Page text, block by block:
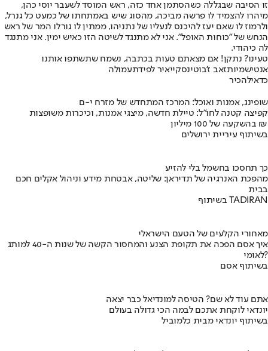
זו הסיבה שבגללה כשהסתמן אחד כזה, ראש המוסד לשעבר יוסי כהן,
מיהרו להצמיד לו פרשה מביכה, מהסוג שיש באמתחתו של כמעט כל גנרל,
ולרמוז לו שאם יעז להיכנס לנעליו של נתניהו, ממתין לו גורלו המר של ראש
הנחש של "כוחות האופל". אני לא מתנגד לשיטה הזו כאיש ימין. אני מתנגד
לה כיהודי.
טעינו? נתקן! אם מצאתם טעות בכתבה, נשמח שתשתפו אותנו
אנטישמיותזאב ז'בוטינסקייאיר לפידתעמולה
כדאילהכיר
שופינג, אמנות ואוכל: המרכז המתחדש של מזרח י-ם
קפיצה קטנה לחו"ל: טיילת חדשה, מיצגי אמנות, וכיכרות משופצות
בהשקעה של 100 מיליון ₪
בשיתוף עיריית ירושלים
כך תחסכו בחשמל בלי להזיע
מהפכת האנרגיה של תדיראן: שליטה, אבטחת מידע וניהול אקלים חכם
בבית
בשיתוף TADIRAN
מאחורי הקלעים של הטעם הישראלי
איך אסם הפכה את תקופת הצנע והמחסור הקשה של שנות ה-40 למותג
לאומי?
בשיתוף אסם
אתם עוד לא שם? הטיסה למונדיאל כבר יצאה
יונדאי לוקחת אתכם לבמה הכי גדולה בעולם
בשיתוף יונדאי מבית כלמוביל